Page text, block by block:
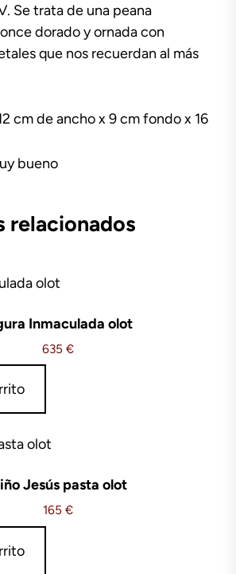
Se trata de una peana
dorado y ornada con
que nos recuerdan al más
cm de ancho x 9 cm fondo x 16
bueno
relacionados
Inmaculada olot
635 €
Jesús pasta olot
165 €